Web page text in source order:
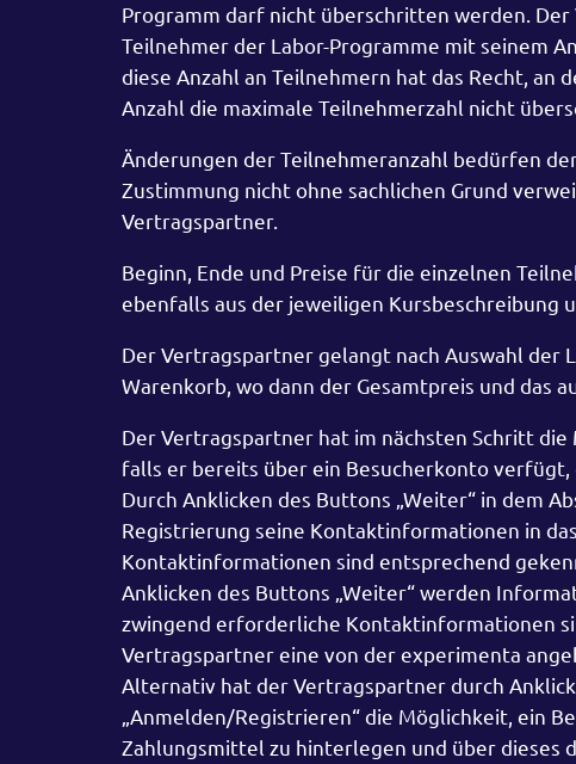
Programm darf nicht überschritten werden.
Teilnehmer der Labor-Programme mit seinem
diese Anzahl an Teilnehmern hat das Recht,
Anzahl die maximale Teilnehmerzahl nicht
Änderungen der Teilnehmeranzahl bedürfen
Zustimmung nicht ohne sachlichen Grund
Vertragspartner.
Beginn, Ende und Preise für die einzelnen
ebenfalls aus der jeweiligen Kursbeschreibung
Der Vertragspartner gelangt nach Auswahl der
Warenkorb, wo dann der Gesamtpreis und das
Der Vertragspartner hat im nächsten Schritt
falls er bereits über ein Besucherkonto
Durch Anklicken des Buttons „Weiter“ in dem
Registrierung seine Kontaktinformationen in
Kontaktinformationen sind entsprechend
Anklicken des Buttons „Weiter“ werden
zwingend erforderliche Kontaktinformationen
Vertragspartner eine von der experimenta
Alternativ hat der Vertragspartner durch
„Anmelden/Registrieren“ die Möglichkeit, ein
Zahlungsmittel zu hinterlegen und über dieses